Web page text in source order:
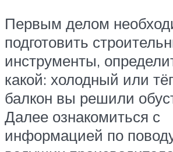
Первым делом
подготовить
инструменты,
какой: холодный или
балкон вы решили
Далее ознакомиться с
информацией по